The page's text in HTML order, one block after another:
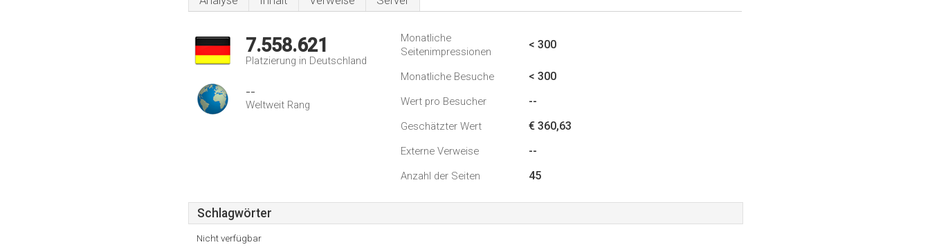
7.558.621
Platzierung in Deutschland
--
Weltweit Rang
Monatliche
Seitenimpressionen
< 300
Monatliche Besuche < 300
Wert pro Besucher --
Geschätzter Wert € 360,63
Externe Verweise --
Anzahl der Seiten 45
Schlagwörter
Nicht verfügbar